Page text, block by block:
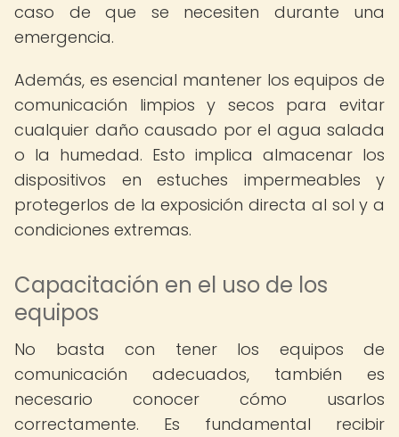
caso de que se necesiten durante una
emergencia.
Además, es esencial mantener los equipos de
comunicación limpios y secos para evitar
cualquier daño causado por el agua salada
o la humedad. Esto implica almacenar los
dispositivos en estuches impermeables y
protegerlos de la exposición directa al sol y a
condiciones extremas.
Capacitación en el uso de los
equipos
No basta con tener los equipos de
comunicación adecuados, también es
necesario conocer cómo usarlos
correctamente. Es fundamental recibir